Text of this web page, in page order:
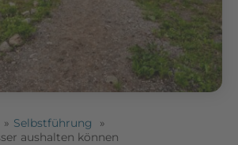
Selbstführung
aushalten können